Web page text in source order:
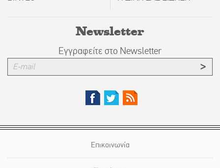
Newsletter
Εγγραφείτε στο Newsletter
Επικοινωνία